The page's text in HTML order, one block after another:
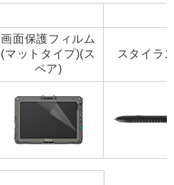
画面保護フィルム
(マットタイプ)(ス
ペア)
スタイラ